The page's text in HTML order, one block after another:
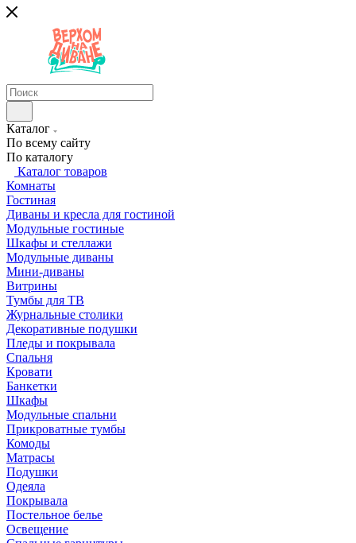
Каталог
По всему сайту
По каталогу
Каталог товаров
Комнаты
Гостиная
Диваны и кресла для гостиной
Модульные гостиные
Шкафы и стеллажи
Модульные диваны
Мини-диваны
Витрины
Тумбы для ТВ
Журнальные столики
Декоративные подушки
Пледы и покрывала
Спальня
Кровати
Банкетки
Шкафы
Модульные спальни
Прикроватные тумбы
Комоды
Матрасы
Подушки
Одеяла
Покрывала
Постельное белье
Освещение